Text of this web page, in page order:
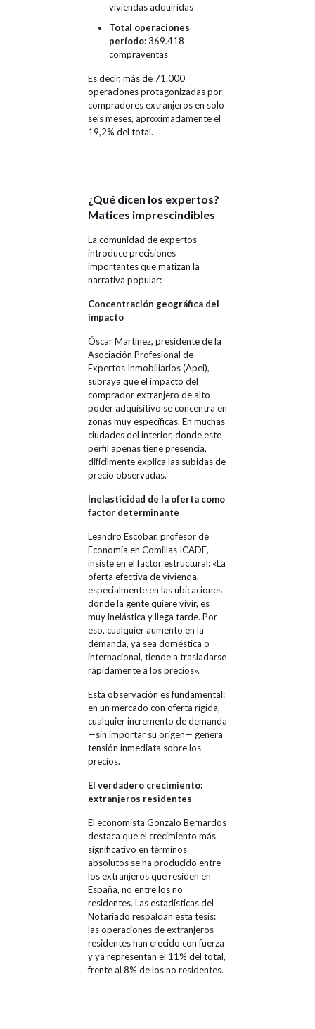
viviendas adquiridas
Total operaciones
período:369.418
compraventas
Es decir, más de 71.000
operaciones protagonizadas por
compradores extranjeros en solo
seis meses, aproximadamente el
19,2% del total.
¿Qué dicen los expertos?
Matices imprescindibles
La comunidad de expertos
introduce precisiones
importantes que matizan la
narrativa popular:
Concentración geográfica del
impacto
Óscar Martínez, presidente de la
Asociación Profesional de
Expertos Inmobiliarios (Apei),
subraya que el impacto del
comprador extranjero de alto
poder adquisitivo se concentra en
zonas muy específicas. En muchas
ciudades del interior, donde este
perfil apenas tiene presencia,
difícilmente explica las subidas de
precio observadas.
Inelasticidad de la oferta como
factor determinante
Leandro Escobar, profesor de
Economía en Comillas ICADE,
insiste en el factor estructural: «La
oferta efectiva de vivienda,
especialmente en las ubicaciones
donde la gente quiere vivir, es
muy inelástica y llega tarde. Por
eso, cualquier aumento en la
demanda, ya sea doméstica o
internacional, tiende a trasladarse
rápidamente a los precios».
Esta observación es fundamental:
en un mercado con oferta rígida,
cualquier incremento de demanda
—sin importar su origen— genera
tensión inmediata sobre los
precios.
El verdadero crecimiento:
extranjeros residentes
El economista Gonzalo Bernardos
destaca que el crecimiento más
significativo en términos
absolutos se ha producido entre
los extranjeros que residen en
España, no entre los no
residentes. Las estadísticas del
Notariado respaldan esta tesis:
las operaciones de extranjeros
residentes han crecido con fuerza
y ya representan el 11% del total,
frente al 8% de los no residentes.